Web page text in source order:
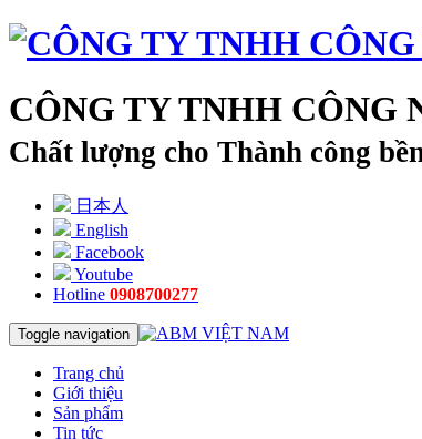
CÔNG TY TNHH CÔNG
Chất lượng cho Thành công
日本人
English
Facebook
Youtube
Hotline 0908700277
Toggle navigation
Trang chủ
Giới thiệu
Sản phẩm
Tin tức